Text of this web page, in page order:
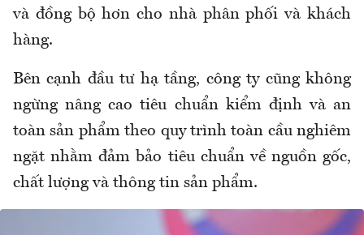
và đồng bộ hơn cho nhà phân phối và khách
hàng.
Bên cạnh đầu tư hạ tầng, công ty cũng không
ngừng nâng cao tiêu chuẩn kiểm định và an
toàn sản phẩm theo quy trình toàn cầu nghiêm
ngặt nhằm đảm bảo tiêu chuẩn về nguồn gốc,
chất lượng và thông tin sản phẩm.